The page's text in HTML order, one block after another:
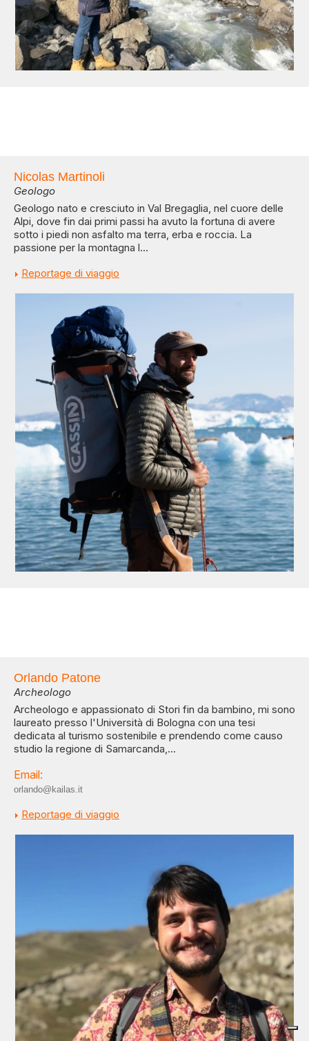
Nicolas Martinoli
Geologo
Geologo nato e cresciuto in Val Bregaglia, nel cuore delle
Alpi, dove fin dai primi passi ha avuto la fortuna di avere
sotto i piedi non asfalto ma terra, erba e roccia. La
passione per la montagna l...
Reportage di viaggio
Orlando Patone
Archeologo
Archeologo e appassionato di Stori fin da bambino, mi sono
laureato presso l'Università di Bologna con una tesi
dedicata al turismo sostenibile e prendendo come causo
studio la regione di Samarcanda,...
Email:
orlando@kailas.it
Reportage di viaggio